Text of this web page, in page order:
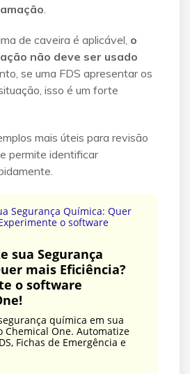
de caveira é aplicável, o
não deve ser usado
se uma FDS apresentar os
isso é um forte
mais úteis para revisão
permite identificar
sua Segurança
mais Eficiência?
o software
química em sua
Chemical One. Automatize
Fichas de Emergência e